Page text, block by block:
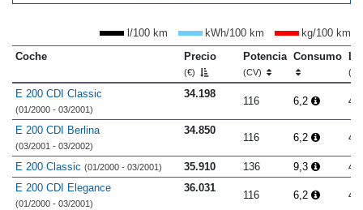
l/100 km kWh/100 km
kg/100 km
Coche
Precio
(€)
Potencia
(CV)
Consumo
E 200 CDI Classic
(01/2000 - 03/2001)
34.198
116 6,2
E 200 CDI Berlina
(03/2001 - 03/2002)
34.850
116 6,2
E 200 Classic (01/2000 - 03/2001) 35.910 136 9,3
E 200 CDI Elegance
(01/2000 - 03/2001)
36.031
116 6,2